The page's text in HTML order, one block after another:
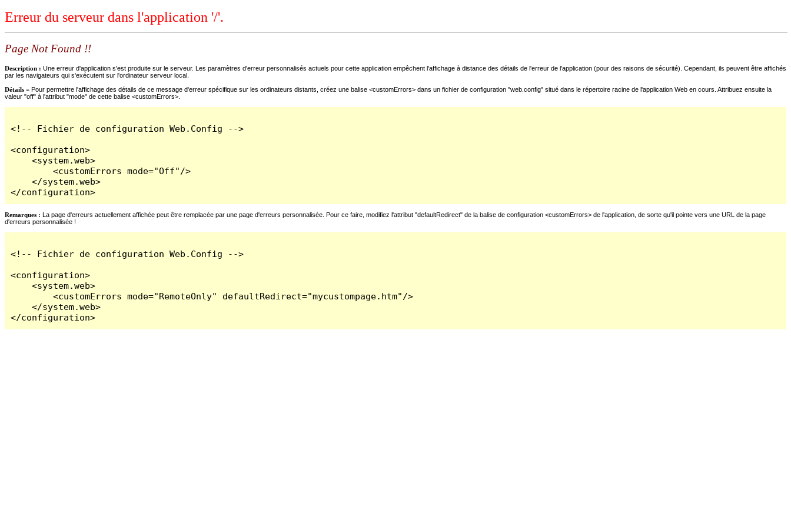
Erreur du serveur dans l'application '/'.
Page Not Found !!
Description : Une erreur d'application s'est produite sur le serveur. Les paramètres d'erreur personnalisés actuels pour cette application empêchent l'affichage à distance des détails de l'erreur de l'application (pour des raisons de sécurité). Cependant, ils peuvent être affichés
par les navigateurs qui s'exécutent sur l'ordinateur serveur local.
Détails = Pour permettre l'affichage des détails de ce message d'erreur spécifique sur les ordinateurs distants, créez une balise <customErrors> dans un fichier de configuration "web.config" situé dans le répertoire racine de l'application Web en cours. Attribuez ensuite la
valeur "off" à l'attribut "mode" de cette balise <customErrors>.
<!-- Fichier de configuration Web.Config -->
<configuration>
    <system.web>
        <customErrors mode="Off"/>
    </system.web>
</configuration>
Remarques : La page d'erreurs actuellement affichée peut être remplacée par une page d'erreurs personnalisée. Pour ce faire, modifiez l'attribut "defaultRedirect" de la balise de configuration <customErrors> de l'application, de sorte qu'il pointe vers une URL de la page
d'erreurs personnalisée !
<!-- Fichier de configuration Web.Config -->
<configuration>
    <system.web>
        <customErrors mode="RemoteOnly" defaultRedirect="mycustompage.htm"/>
    </system.web>
</configuration>